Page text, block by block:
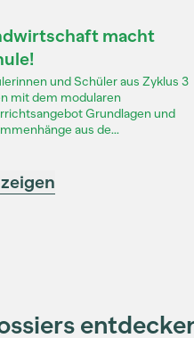
macht
und Schüler aus Zyklus 3
mit dem modularen
Grundlagen und
aus de...